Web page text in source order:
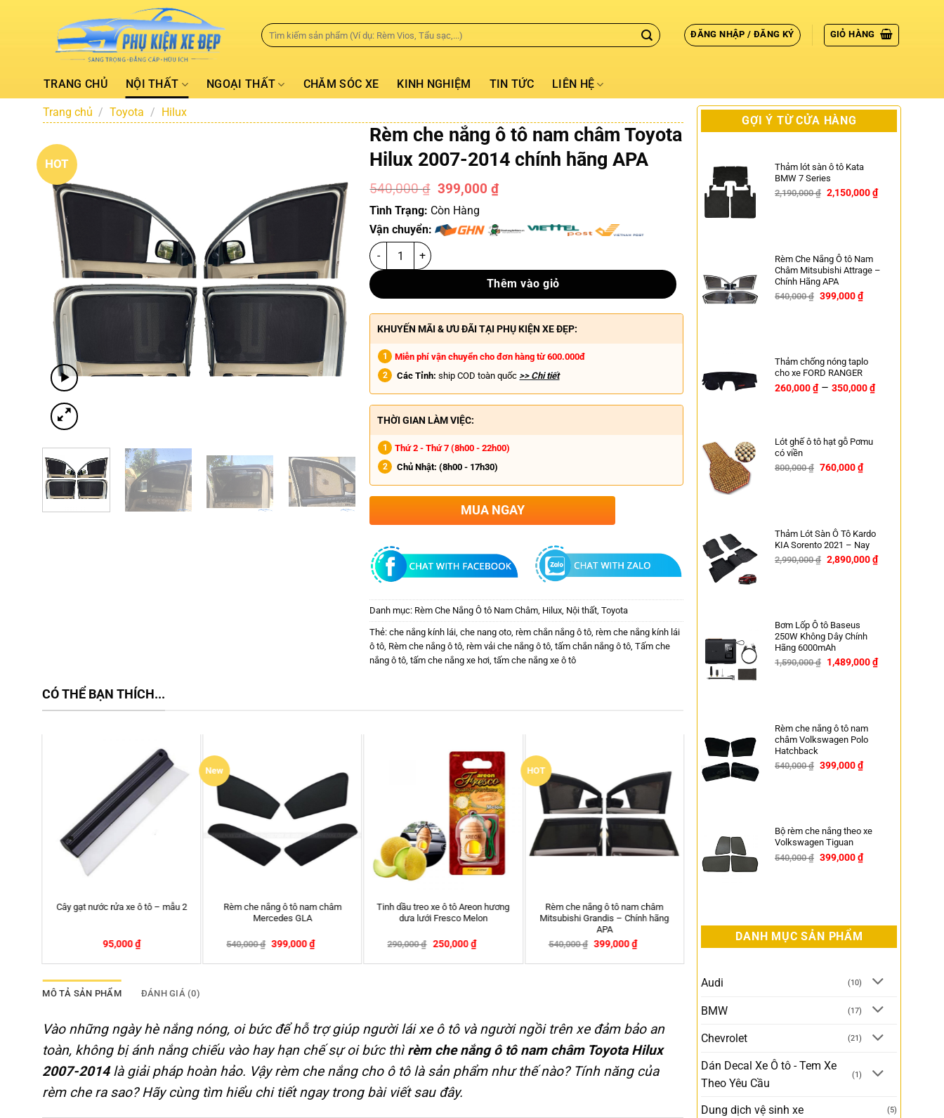
ĐĂNG NHẬP / ĐĂNG KÝ GIỎ HÀNG
TRANG CHỦ NỘI THẤT NGOẠI THẤT CHĂM SÓC XE KINH NGHIỆM TIN TỨC LIÊN HỆ
Trang chủ / Toyota / Hilux
HOT
Rèm che nắng ô tô nam châm Toyota
Hilux 2007-2014 chính hãng APA
540,000₫ 399,000₫
Tình Trạng: Còn Hàng
Vận chuyển:
Thêm vào giỏ
KHUYẾN MÃI & ƯU ĐÃI TẠI PHỤ KIỆN XE ĐẸP:
Miễn phí vận chuyển cho đơn hàng từ 600.000đ
Các Tỉnh: ship COD toàn quốc >> Chi tiết
THỜI GIAN LÀM VIỆC:
Thứ 2 - Thứ 7 (8h00 - 22h00)
Chủ Nhật: (8h00 - 17h30)
MUA NGAY
Danh mục: Rèm Che Nắng Ô tô Nam Châm Hilux Nội thất ,Toyota
Thẻ:che nắng kính lái ,che nang oto ,rèm chắn nắng ô tô ,rèm che nắng kính lái
ô tô Rèm che nắng ô tô ,rèm vải che nắng ô tô ,tấm chắn nắng ô tô ,Tấm che
nắng ô tô ,tấm che nắng xe hơi ,tấm che nắng xe ô tô
CÓ THỂ BẠN THÍCH...
Khăn lau xe ô tô chuyên dụng 70cm
x 140cm
79,000₫ -12%
Súc Rửa Kim Phun Buồng Đốt Ô tô
Senfineco 9997 Máy Xăng
320,000 ₫ -9%
Ốp phanh Brembo kim loại cho ô tô
₫ – 3,000,000₫
New
Bộ chuyển đổi nguồn điện 12V sang
110V-220V trên ô tô Baseus
999,000 ₫
Rèm che nắng ô tô nam châm
399,000₫ -26%
MÔ TẢ SẢN PHẨM ĐÁNH GIÁ (0)
Vào những ngày hè nắng nóng, oi bức để hỗ trợ giúp người lái xe ô tô và người ngồi trên xe đảm bảo an
toàn, không bị ánh nắng chiếu vào hay hạn chế sự oi bức thì rèm che nắng ô tô nam châm Toyota Hilux
2007-2014là giải pháp hoàn hảo. Vậy rèm che nắng cho ô tô là sản phẩm như thế nào? Tính năng của
rèm che ra sao? Hãy cùng tìm hiểu chi tiết ngay trong bài viết sau đây.
GỢI Ý TỪ CỬA HÀNG
Thảm lót sàn ô tô Kata
BMW 7 Series
2,190,000₫ 2,150,000₫
Rèm Che Nắng Ô tô Nam
Châm Mitsubishi Attrage –
Chính Hãng APA
540,000₫ 399,000₫
Thảm chống nóng taplo
cho xe FORD RANGER
260,000₫ – 350,000₫
Lót ghế ô tô hạt gỗ Pơmu
có viền
800,000₫ 760,000₫
Thảm Lót Sàn Ô Tô Kardo
KIA Sorento 2021 – Nay
2,990,000₫ 2,890,000₫
Bơm Lốp Ô tô Baseus
250W Không Dây Chính
Hãng 6000mAh
1,590,000₫ 1,489,000₫
Rèm che nắng ô tô nam
châm Volkswagen Polo
Hatchback
540,000₫ 399,000₫
Bộ rèm che nắng theo xe
Volkswagen Tiguan
540,000₫ 399,000₫
DANH MỤC SẢN PHẨM
Audi (10)
BMW (17)
Chevrolet (21)
Dán Decal Xe Ô tô - Tem Xe
Theo Yêu Cầu
(1)
Dung dịch vệ sinh xe (5)